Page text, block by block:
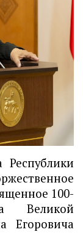
100-
Великой
Егоровича